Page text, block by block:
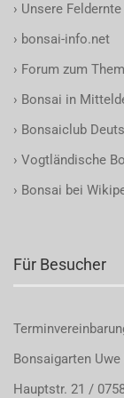
› Unsere
› bonsai-info.net
› Forum zum
› Bonsai in
› Bonsaiclub
› Vogtländische
› Bonsai bei
Für Besucher
Bonsaigarten
Hauptstr. 21 /